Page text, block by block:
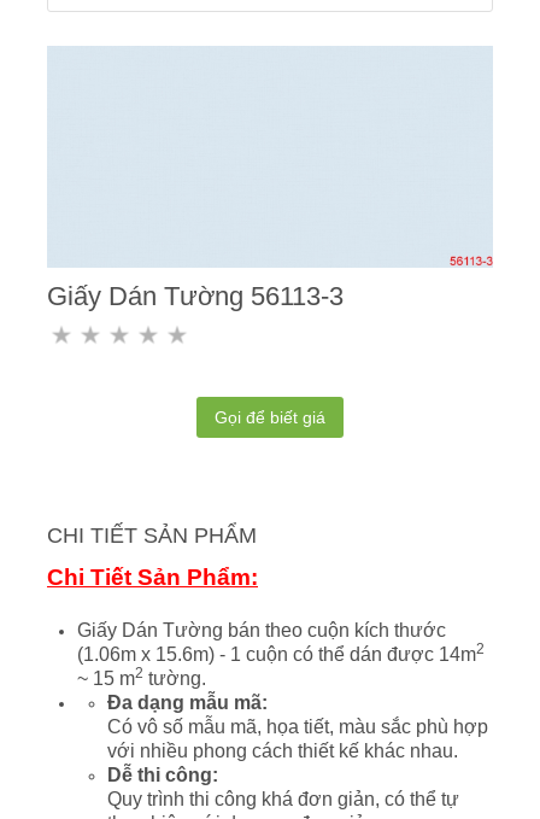
Giấy Dán Tường 56113-3
Gọi để biết giá
CHI TIẾT SẢN PHẨM
Chi Tiết Sản Phẩm:
Giấy Dán Tường bán theo cuộn kích thước
(1.06m x 15.6m) - 1 cuộn có thể dán được 14m2
~ 15 m2 tường.
Đa dạng mẫu mã:
Có vô số mẫu mã, họa tiết, màu sắc phù hợp
với nhiều phong cách thiết kế khác nhau.
Dễ thi công:
Quy trình thi công khá đơn giản, có thể tự